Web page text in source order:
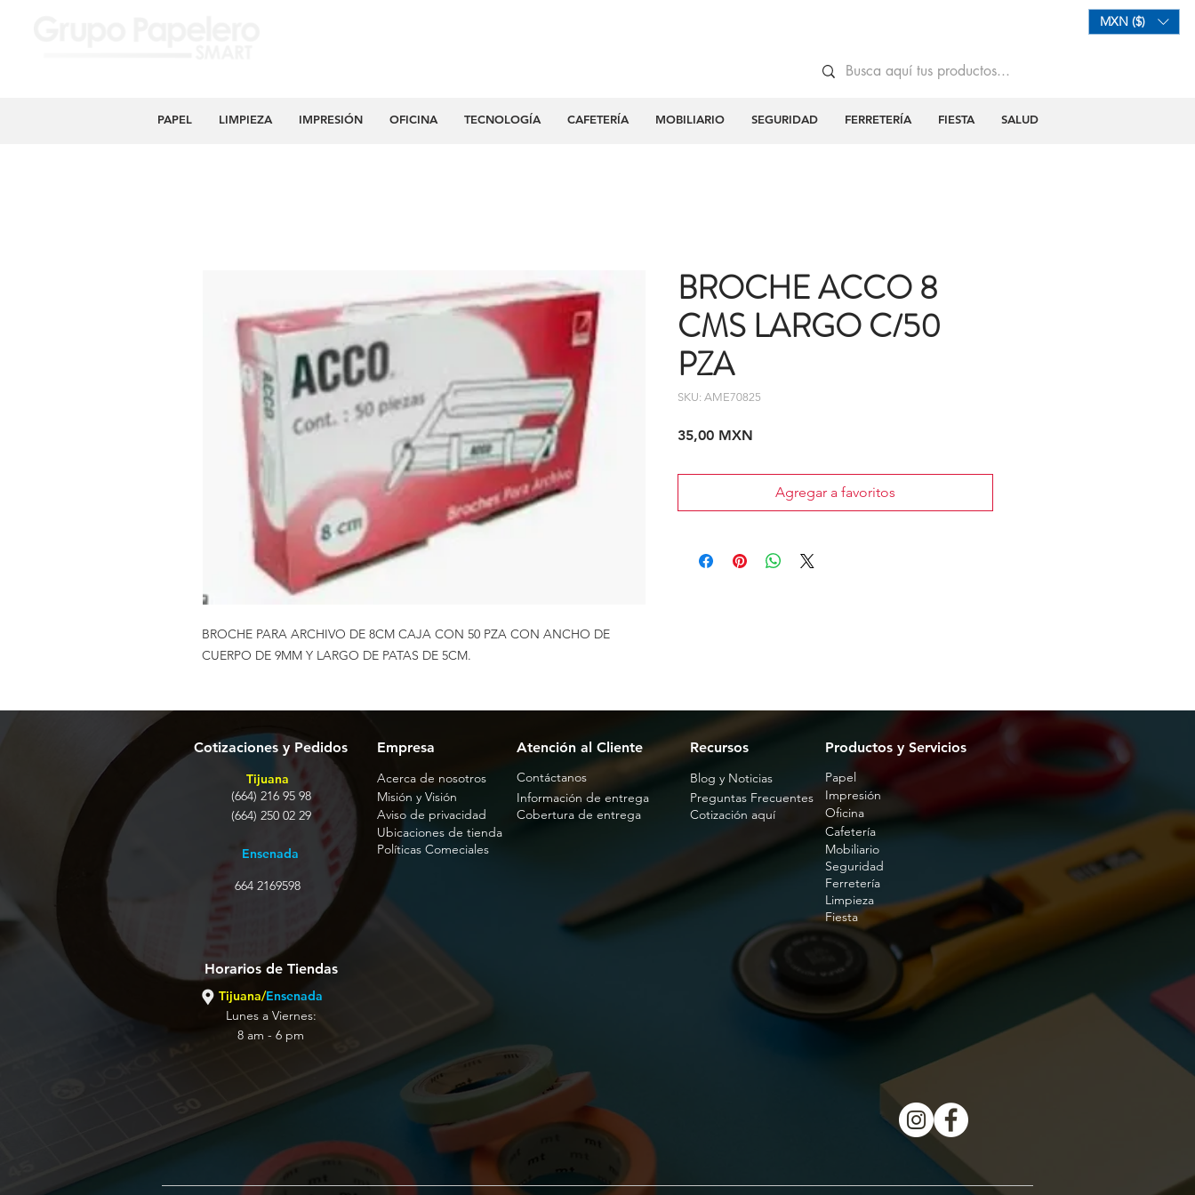
MXN ($)
PAPEL LIMPIEZA IMPRESIÓN OFICINA TECNOLOGÍA CAFETERÍA MOBILIARIO SEGURIDAD FERRETERÍA FIESTA SALUD
BROCHE PARA ARCHIVO DE 8CM CAJA CON 50 PZA CON ANCHO DE
CUERPO DE 9MM Y LARGO DE PATAS DE 5CM.
BROCHE ACCO 8
CMS LARGO C/50
PZA
SKU: AME70825
35,00 MXN
Agregar a favoritos
Cotizaciones y Pedidos
Tijuana
(664) 216 95 98
(664) 250 02 29
Ensenada
Empresa
Acerca de nosotros
Misión y Visión
Aviso de privacidad
Ubicaciones de tienda
Atención al Cliente
Contáctanos
Información de entrega
Cobertura de entrega
Políticas Comeciales
664 2169598
Recursos
Blog y Noticias
Preguntas Frecuentes
Cotización aquí
Productos y Servicios
Papel
Impresión
Oficina
Cafetería
Mobiliario
Seguridad
Ferretería
Limpieza
Fiesta
Horarios de Tiendas
Tijuana/Ensenada
Lunes a Viernes:
8 am - 6 pm